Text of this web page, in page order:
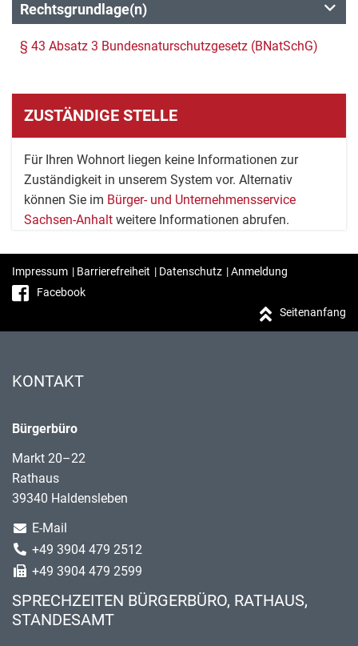
Rechtsgrundlage(n)
§ 43 Absatz 3 Bundesnaturschutzgesetz (BNatSchG)
ZUSTÄNDIGE STELLE
Für Ihren Wohnort liegen keine Informationen zur
Zuständigkeit in unserem System vor. Alternativ
können Sie im Bürger- und Unternehmensservice
Sachsen-Anhalt weitere Informationen abrufen.
Impressum | Barrierefreiheit | Datenschutz |Anmeldung
Facebook
Seitenanfang
KONTAKT
Bürgerbüro
Markt 20–22
Rathaus
39340 Haldensleben
E-Mail
+49 3904 479 2512
+49 3904 479 2599
SPRECHZEITEN BÜRGERBÜRO, RATHAUS,
STANDESAMT